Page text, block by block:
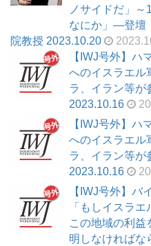
ノサイドだ」
なにか」―登壇
院教授 2023.10.20
【IWJ号外】ハ
へのイスラエル
ラ、イラン等が
2023.10.16
【IWJ号外】ハ
へのイスラエル
ラ、イラン等が
2023.10.16
【IWJ号外】バ
「もしイスラ
この地域の利益
明しなければな